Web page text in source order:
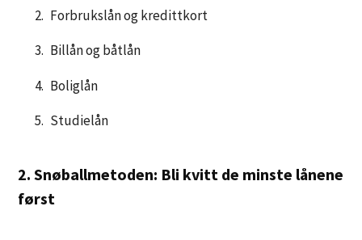
Forbrukslån og kredittkort
Billån og båtlån
Boliglån
Studielån
2. Snøballmetoden: Bli kvitt de minste lånene
først